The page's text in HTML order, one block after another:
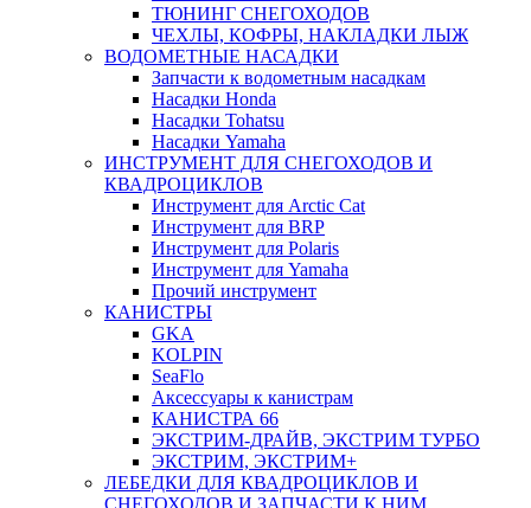
ТЮНИНГ СНЕГОХОДОВ
ЧЕХЛЫ, КОФРЫ, НАКЛАДКИ ЛЫЖ
ВОДОМЕТНЫЕ НАСАДКИ
Запчасти к водометным насадкам
Насадки Honda
Насадки Tohatsu
Насадки Yamaha
ИНСТРУМЕНТ ДЛЯ СНЕГОХОДОВ И
КВАДРОЦИКЛОВ
Инструмент для Arctic Cat
Инструмент для BRP
Инструмент для Polaris
Инструмент для Yamaha
Прочий инструмент
КАНИСТРЫ
GKA
KOLPIN
SeaFlo
Аксессуары к канистрам
КАНИСТРА 66
ЭКСТРИМ-ДРАЙВ, ЭКСТРИМ ТУРБО
ЭКСТРИМ, ЭКСТРИМ+
ЛЕБЕДКИ ДЛЯ КВАДРОЦИКЛОВ И
СНЕГОХОДОВ И ЗАПЧАСТИ К НИМ